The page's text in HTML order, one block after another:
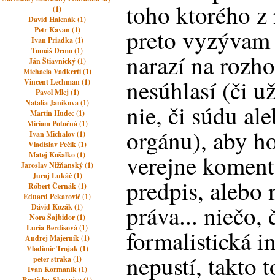
(1)
David Halenák (1)
Petr Kavan (1)
Ivan Priadka (1)
Tomáš Demo (1)
Ján Štiavnický (1)
Michaela Vadkerti (1)
Vincent Lechman (1)
Pavol Mlej (1)
Natalia Janikova (1)
Martin Hudec (1)
Miriam Potočná (1)
Ivan Michalov (1)
Vladislav Pečík (1)
Matej Košalko (1)
Jaroslav Nižňanský (1)
Juraj Lukáč (1)
Róbert Černák (1)
Eduard Pekarovič (1)
Dávid Kozák (1)
Nora Šajbidor (1)
Lucia Berdisová (1)
Andrej Majerník (1)
Vladimir Trojak (1)
peter straka (1)
Ivan Kormaník (1)
toho ktorého
preto
narazí na
nesúhlasí (či
nie, či súdu
orgánu), aby
verejne
predpis, alebo
práva... niečo,
formalistická
nepustí, takto